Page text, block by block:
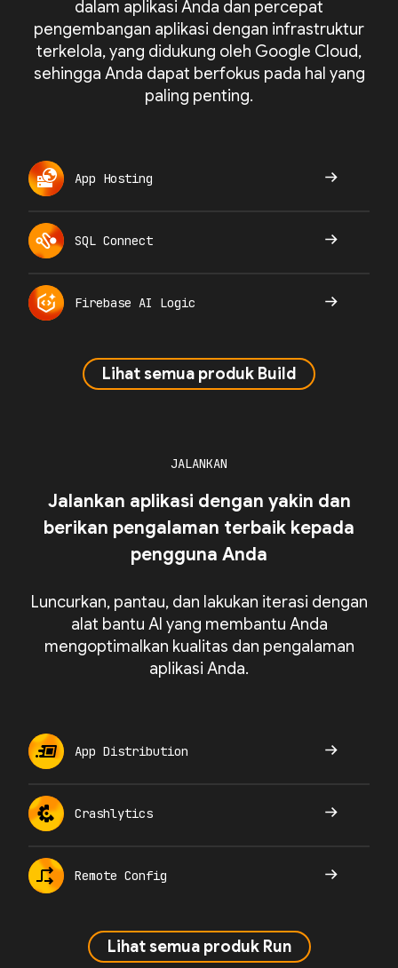
dalam aplikasi Anda dan percepat
pengembangan aplikasi dengan infrastruktur
terkelola, yang didukung oleh Google Cloud,
sehingga Anda dapat berfokus pada hal yang
paling penting.
App Hosting
SQL Connect
Firebase AI Logic
Lihat semua produk Build
JALANKAN
Jalankan aplikasi dengan yakin dan
berikan pengalaman terbaik kepada
pengguna Anda
Luncurkan, pantau, dan lakukan iterasi dengan
alat bantu AI yang membantu Anda
mengoptimalkan kualitas dan pengalaman
aplikasi Anda.
App Distribution
Crashlytics
Remote Config
Lihat semua produk Run